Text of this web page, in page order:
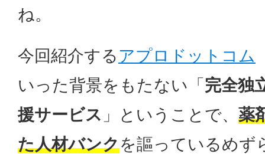
ね。
今回紹介するアプロドットコム
いった背景をもたない「 完全独
援サービス 」ということで、 薬
た人材バンクを謳っているめず